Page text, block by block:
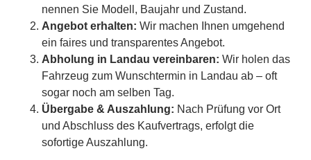
nennen Sie Modell, Baujahr und Zustand.
Angebot erhalten: Wir machen Ihnen umgehend
ein faires und transparentes Angebot.
Abholung in Landau vereinbaren: Wir holen das
Fahrzeug zum Wunschtermin in Landau ab – oft
sogar noch am selben Tag.
Übergabe & Auszahlung: Nach Prüfung vor Ort
und Abschluss des Kaufvertrags, erfolgt die
sofortige Auszahlung.